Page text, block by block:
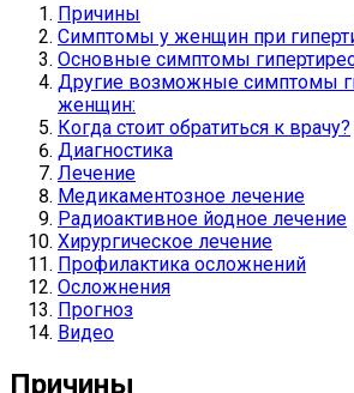
Причины
Симптомы у женщин при
Основные симптомы
Другие возможные симптомы
женщин:
Когда стоит обратиться к врачу?
Диагностика
Лечение
Медикаментозное лечение
Радиоактивное йодное лечение
Хирургическое лечение
Профилактика осложнений
Осложнения
Прогноз
Видео
Причины